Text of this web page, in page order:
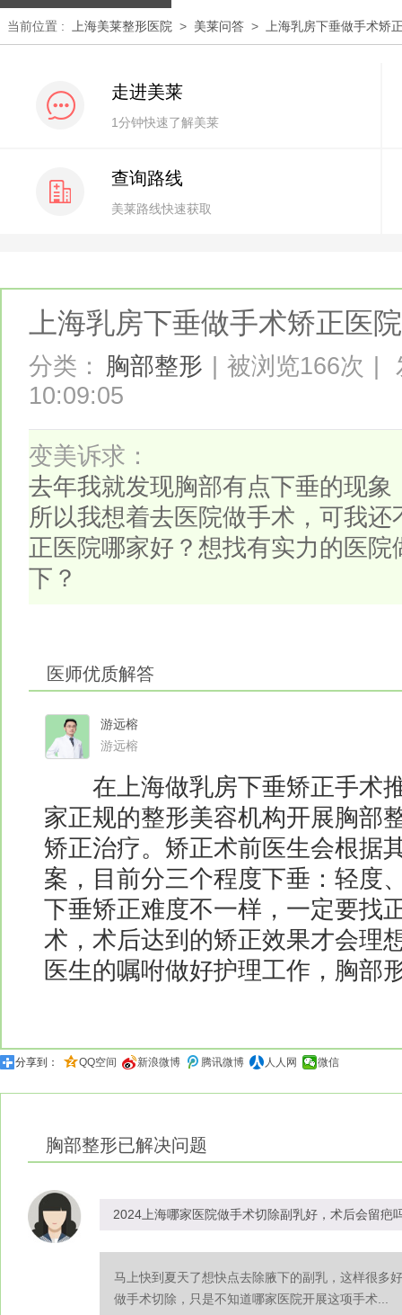
当前位置 : 上海美莱整形医院 > 美莱问答 > 上海乳房下垂做手术矫
走进美莱
1分钟快速了解美莱
查询路线
美莱路线快速获取
上海乳房下垂做手术矫正医
分类： 胸部整形 被浏览166次
10:09:05
变美诉求：
去年我就发现胸部有点下垂的现
所以我想着去医院做手术，可我
正医院哪家好？想找有实力的医
下？
医师优质解答
游远榕
游远榕
在上海做乳房下垂矫正手术
家正规的整形美容机构开展胸部
矫正治疗。矫正术前医生会根据
案，目前分三个程度下垂：轻度
下垂矫正难度不一样，一定要找
术，术后达到的矫正效果才会理
医生的嘱咐做好护理工作，胸部
分享到： QQ空间 新浪微博 腾讯微博 人人网 微信
胸部整形已解决问题
2024上海哪家医院做手术切除副乳好，术后会留疤
马上快到夏天了想快点去除腋下的副乳，这样很多
做手术切除，只是不知道哪家医院开展这项手术...